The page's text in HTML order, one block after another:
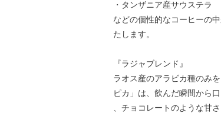
・タンザニア産サウステラ
などの個性的なコーヒーの
たします。
『ラジャブレンド』
ラオス産のアラビカ種のみ
ピカ」は、飲んだ瞬間から
、チョコレートのような甘